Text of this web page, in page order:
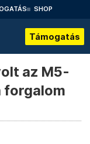
SHOP
Támogatás
az M5-
forgalom